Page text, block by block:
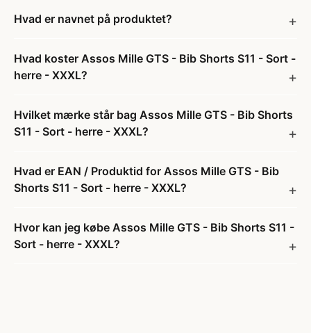
Hvad er navnet på produktet?
Hvad koster Assos Mille GTS - Bib Shorts S11 - Sort -
herre - XXXL?
Hvilket mærke står bag Assos Mille GTS - Bib Shorts
S11 - Sort - herre - XXXL?
Hvad er EAN / Produktid for Assos Mille GTS - Bib
Shorts S11 - Sort - herre - XXXL?
Hvor kan jeg købe Assos Mille GTS - Bib Shorts S11 -
Sort - herre - XXXL?